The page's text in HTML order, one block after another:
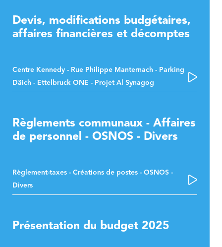
Devis, modifications budgétaires,
affaires financières et décomptes
Centre Kennedy - Rue Philippe Manternach - Parking
Däich - Ettelbruck ONE - Projet Al Synagog
Règlements communaux - Affaires
de personnel - OSNOS - Divers
Règlement-taxes - Créations de postes - OSNOS -
Divers
Présentation du budget 2025